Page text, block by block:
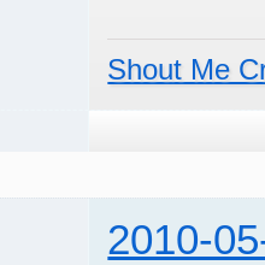
Shout Me
2010-